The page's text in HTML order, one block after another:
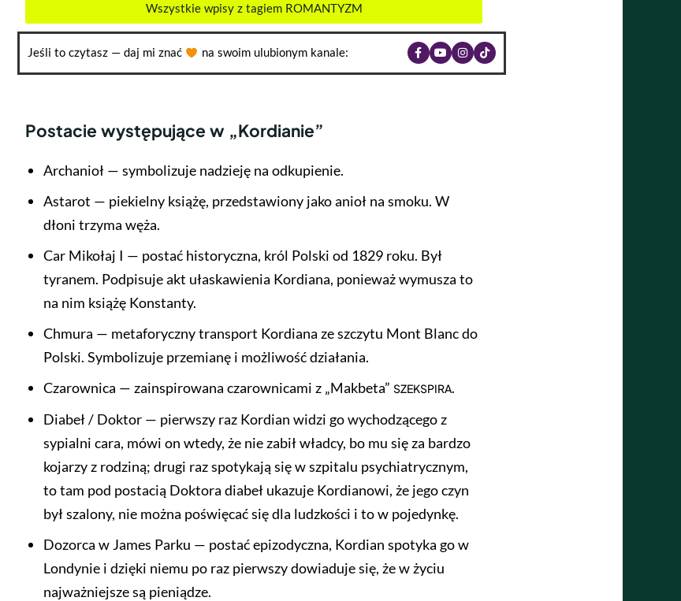
Wszystkie wpisy z tagiem ROMANTYZM
Jeśli to czytasz — daj mi znać na swoim ulubionym kanale:
Postacie występujące w „Kordianie”
Archanioł — symbolizuje nadzieję na odkupienie.
Astarot — piekielny książę, przedstawiony jako anioł na smoku. W
dłoni trzyma węża.
Car Mikołaj I — postać historyczna, król Polski od 1829 roku. Był
tyranem. Podpisuje akt ułaskawienia Kordiana, ponieważ wymusza to
na nim książę Konstanty.
Chmura — metaforyczny transport Kordiana ze szczytu Mont Blanc do
Polski. Symbolizuje przemianę i możliwość działania.
Czarownica — zainspirowana czarownicami z „Makbeta” SZEKSPIRA.
Diabeł / Doktor — pierwszy raz Kordian widzi go wychodzącego z
sypialni cara, mówi on wtedy, że nie zabił władcy, bo mu się za bardzo
kojarzy z rodziną; drugi raz spotykają się w szpitalu psychiatrycznym,
to tam pod postacią Doktora diabeł ukazuje Kordianowi, że jego czyn
był szalony, nie można poświęcać się dla ludzkości i to w pojedynkę.
Dozorca w James Parku — postać epizodyczna, Kordian spotyka go w
Londynie i dzięki niemu po raz pierwszy dowiaduje się, że w życiu
najważniejsze są pieniądze.